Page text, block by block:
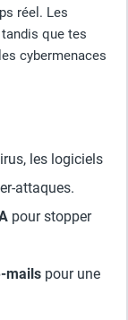
réel. Les
que tes
cybermenaces
les logiciels
attaques.
pour stopper
mails pour une